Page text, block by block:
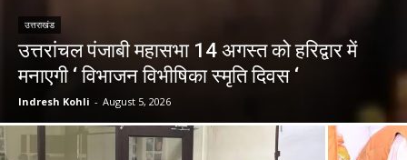
उत्तराखंड
उत्तरांचल पंजाबी महासभा 14 अगस्त को हरिद्वार में
मनाएगी ‘ विभाजन विभीषिका स्मृति दिवस ‘
Indresh Kohli - August 5, 2026